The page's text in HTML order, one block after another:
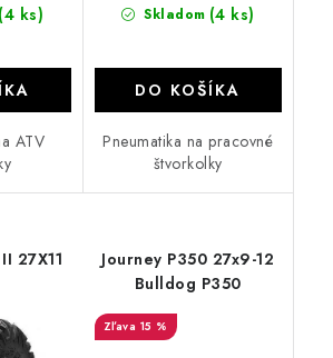
(4 ks)
ATV
Skladom (4 ks)
DO KOŠÍKA
Pneumatika na pracovné
štvorkolky
27X11
Journey P350 27x9-12
Bulldog P350
15 %